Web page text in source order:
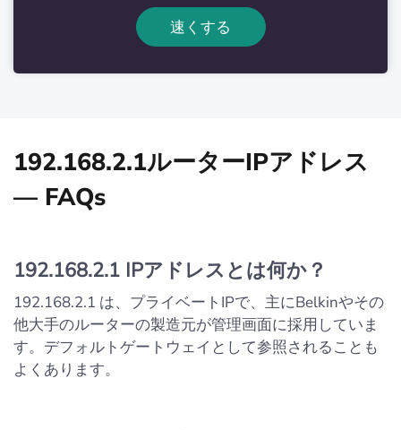
速くする
192.168.2.1ルーターIPアドレス
— FAQs
192.168.2.1 IPアドレスとは何か？
192.168.2.1 は、プライベートIPで、主にBelkinやその
他大手のルーターの製造元が管理画面に採用していま
す。デフォルトゲートウェイとして参照されることも
よくあります。